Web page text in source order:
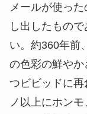
メールが使っ
し出したもの
い。約360年前
の色彩の鮮や
つビビッドに
ノ以上にホン